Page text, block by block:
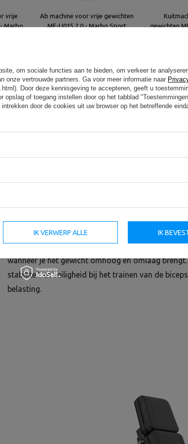
vrije
Marbo
Ab machine voor vrije gewichten
MF-U015 2.0 - Marbo Sport
gewichten
Het toestel met vrije gewichten voor de
oplossing voor elke professionele sportschool.
de bicepsspieren van de schouders trainen, met
Het apparaat is uitgerust met een verstelbare
eenvoudig kunt aanpassen aan je
aandrijfsysteem kun je de hoogte van de zitting
laten zakken. Het apparaat is uitgerust met
wanneer je het gewicht omhoog en omlaag
stabiliteit en veiligheid bij het trainen van de
belasting.
om sociale functies aan te bieden, om verkeer te
vertrouwde partners. Ga voor meer informatie naar
Door deze kennisgeving te accepteren, geeft u
opslag of toegang instellen door op het tabblad
door de cookies uit uw browser op het betreffende
IK VERWERP ALLE IK